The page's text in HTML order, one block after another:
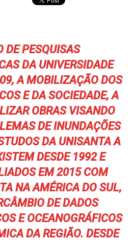
DE PESQUISAS
DA UNIVERSIDADE
A MOBILIZAÇÃO DOS
E DA SOCIEDADE, A
OBRAS VISANDO
DE INUNDAÇÕES
DA UNISANTA A
DESDE 1992 E
EM 2015 COM
NA AMÉRICA DO SUL,
DE DADOS
E OCEANOGRÁFICOS
DA REGIÃO. DESDE